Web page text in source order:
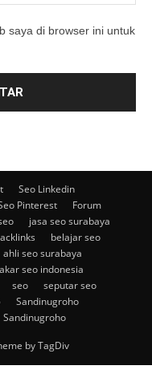
saya di browser ini untuk
Seo Linkedin
Pinterest
Forum
jasa seo surabaya
belajar seo
ahli seo surabaya
seo indonesia
seo
seputar seo
Sandinugroho
Sandinugroho
by TagDiv